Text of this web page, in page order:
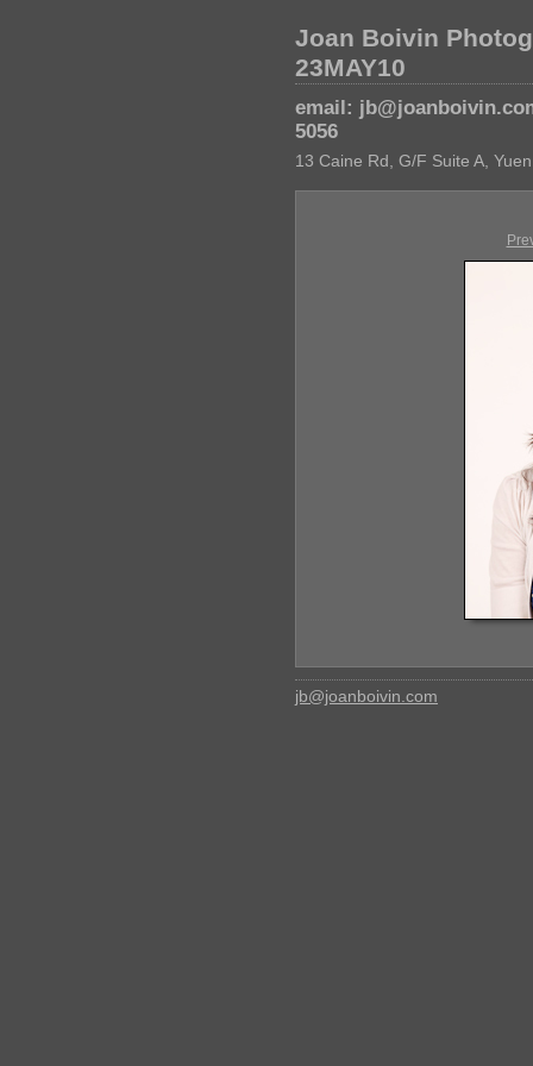
Joan Boivin
23MAY10
email:
5056
13 Caine Rd, G/F Suite A,
jb@joanboivin.com